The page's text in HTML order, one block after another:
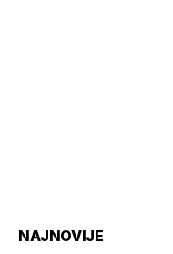
NAJNOVIJE